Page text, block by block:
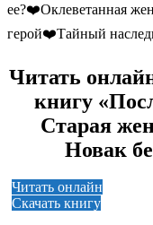
ее?‍‍❤️‍Оклеветанная
герой‍‍❤️‍Тайный
Читать
книгу
Старая
Новак
Читать онлайн
Скачать книгу